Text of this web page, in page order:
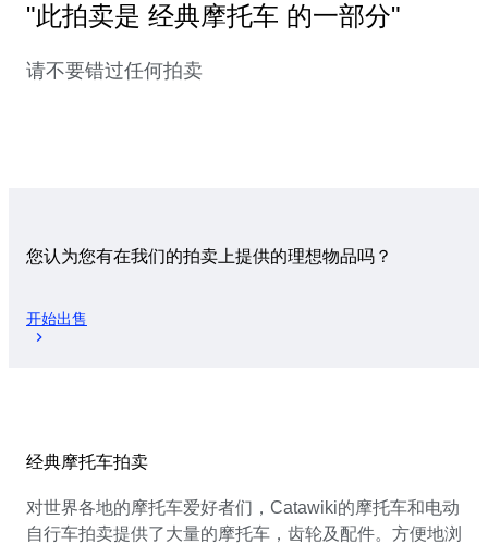
"此拍卖是 经典摩托车 的一部分"
请不要错过任何拍卖
您认为您有在我们的拍卖上提供的理想物品吗？
开始出售
经典摩托车拍卖
对世界各地的摩托车爱好者们，Catawiki的摩托车和电动
自行车拍卖提供了大量的摩托车，齿轮及配件。方便地浏